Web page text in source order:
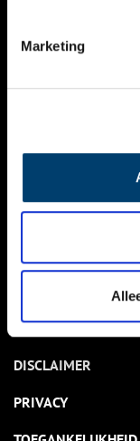
Marketing
NIEUWS
KALENDER
ACTIVITEITEN
NIEUWSBRIEF
DISCLAIMER
PRIVACY